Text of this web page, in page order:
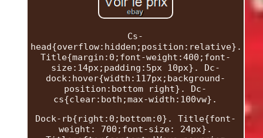
Cs-
head{overflow:hidden;position:relative}.
Title{margin:0;font-weight:400;font-
size:14px;padding:5px 10px}. Dc-
dock:hover{width:117px;background-
position:bottom right}. Dc-
cs{clear:both;max-width:100vw}.
Dock-rb{right:0;bottom:0}. Title{font-
weight: 700;font-size: 24px}.